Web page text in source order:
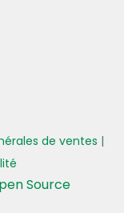
de ventes |
Source